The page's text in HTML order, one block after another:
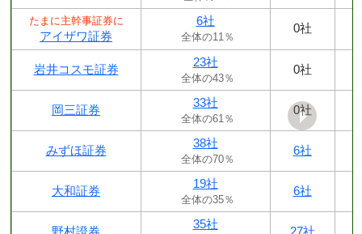
たまに主幹事証券に
アイザワ証券
6社
全体の11％
0社
岩井コスモ証券
23社
全体の43％
0社
岡三証券
33社
全体の61％
0社
みずほ証券
38社
全体の70％
6社
大和証券
19社
全体の35％
6社
野村證券
35社
27社